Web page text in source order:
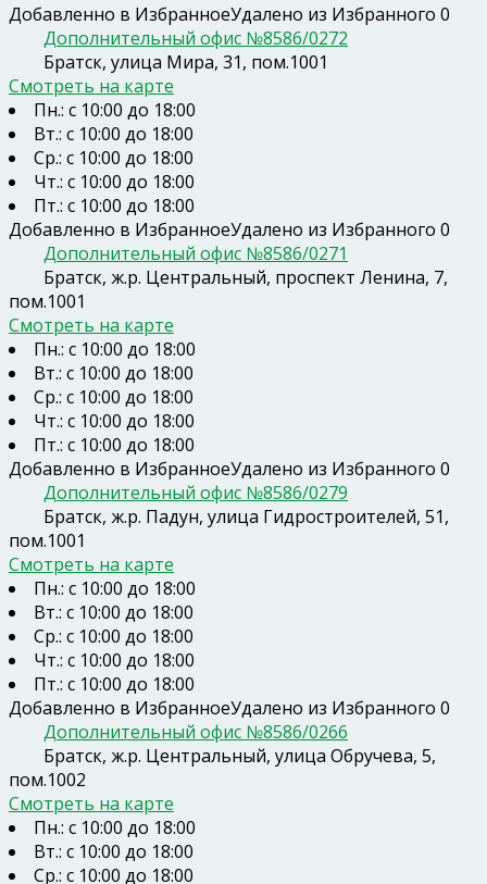
Добавленно в ИзбранноеУдалено из Избранного 0
Дополнительный офис №8586/0272
Братск, улица Мира, 31, пом.1001
Смотреть на карте
Пн.: с 10:00 до 18:00
Вт.: с 10:00 до 18:00
Ср.: с 10:00 до 18:00
Чт.: с 10:00 до 18:00
Пт.: с 10:00 до 18:00
Добавленно в ИзбранноеУдалено из Избранного 0
Дополнительный офис №8586/0271
Братск, ж.р. Центральный, проспект Ленина, 7,
пом.1001
Смотреть на карте
Пн.: с 10:00 до 18:00
Вт.: с 10:00 до 18:00
Ср.: с 10:00 до 18:00
Чт.: с 10:00 до 18:00
Пт.: с 10:00 до 18:00
Добавленно в ИзбранноеУдалено из Избранного 0
Дополнительный офис №8586/0279
Братск, ж.р. Падун, улица Гидростроителей, 51,
пом.1001
Смотреть на карте
Пн.: с 10:00 до 18:00
Вт.: с 10:00 до 18:00
Ср.: с 10:00 до 18:00
Чт.: с 10:00 до 18:00
Пт.: с 10:00 до 18:00
Добавленно в ИзбранноеУдалено из Избранного 0
Дополнительный офис №8586/0266
Братск, ж.р. Центральный, улица Обручева, 5,
пом.1002
Смотреть на карте
Пн.: с 10:00 до 18:00
Вт.: с 10:00 до 18:00
Ср.: с 10:00 до 18:00